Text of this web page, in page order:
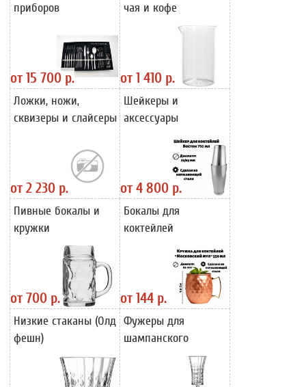
приборов
от 15 700 р.
чая и кофе
от 1 410 р.
Ложки, ножи,
сквизеры и слайсеры
от 2 230 р.
Шейкеры и
аксессуары
от 4 800 р.
Пивные бокалы и
кружки
от 700 р.
Бокалы для
коктейлей
от 144 р.
Низкие стаканы (Олд
фешн)
Фужеры для
шампанского